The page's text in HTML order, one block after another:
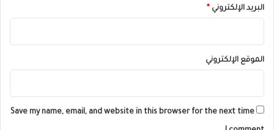
البريد الإلكتروني *
الموقع الإلكتروني
Save my name, email, and website in this browser for the next time